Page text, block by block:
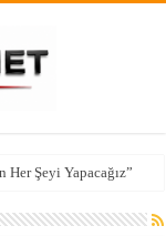
Şeyi Yapacağız”